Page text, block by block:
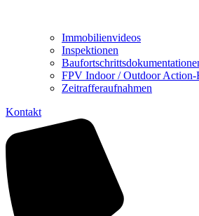
Immobilienvideos
Inspektionen
FPV Indoor / Outdoor Action-
Zeitrafferaufnahmen
Kontakt